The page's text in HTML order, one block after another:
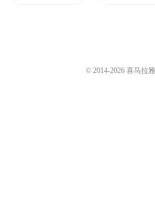
© 2014-2026 喜马拉